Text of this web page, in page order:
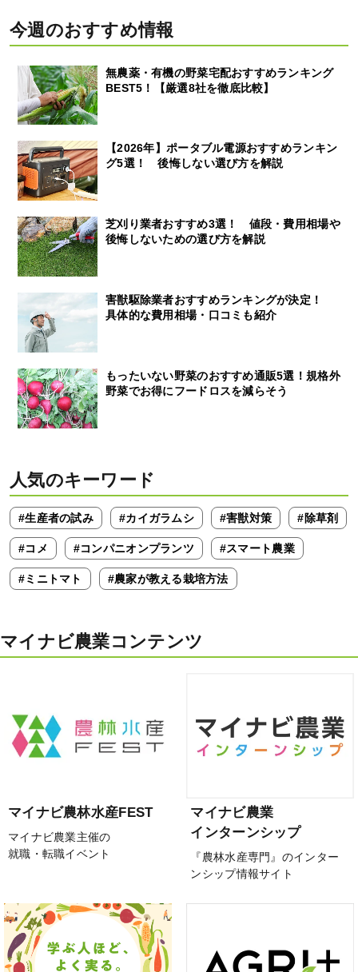
今週のおすすめ情報
無農薬・有機の野菜宅配おすすめランキング
BEST5！【厳選8社を徹底比較】
【2026年】ポータブル電源おすすめランキン
グ5選！ 後悔しない選び方を解説
芝刈り業者おすすめ3選！ 値段・費用相場や
後悔しないための選び方を解説
害獣駆除業者おすすめランキングが決定！
具体的な費用相場・口コミも紹介
もったいない野菜のおすすめ通販5選！規格外
野菜でお得にフードロスを減らそう
人気のキーワード
#生産者の試み #カイガラムシ #害獣対策 #除草剤
#コメ #コンパニオンプランツ #スマート農業
#ミニトマト #農家が教える栽培方法
マイナビ農業コンテンツ
マイナビ農林水産FEST
マイナビ農業主催の
就職・転職イベント
マイナビ農業
インターンシップ
『農林水産専門』のインター
ンシップ情報サイト